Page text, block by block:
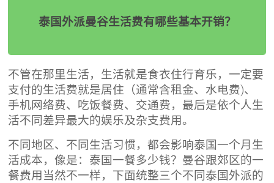
泰国外派曼谷生活费有哪些基本开销？
不管在那里生活，生活就是食衣住行育乐，一定要
支付的生活费就是居住（通常含租金、水电费)、
手机网络费、吃饭餐费、交通费，最后是依个人生
活不同差异最大的娱乐及杂支费用。
不同地区、不同生活习惯，都会影响泰国一个月生
活成本，像是：泰国一餐多少钱？曼谷跟郊区的一
餐费用当然不一样，下面统整三个不同泰国外派的